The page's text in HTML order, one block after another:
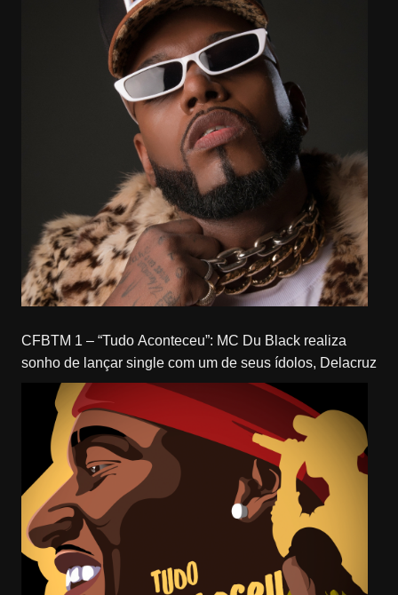
CFBTM 1 – “Tudo Aconteceu”: MC Du Black realiza
sonho de lançar single com um de seus ídolos, Delacruz